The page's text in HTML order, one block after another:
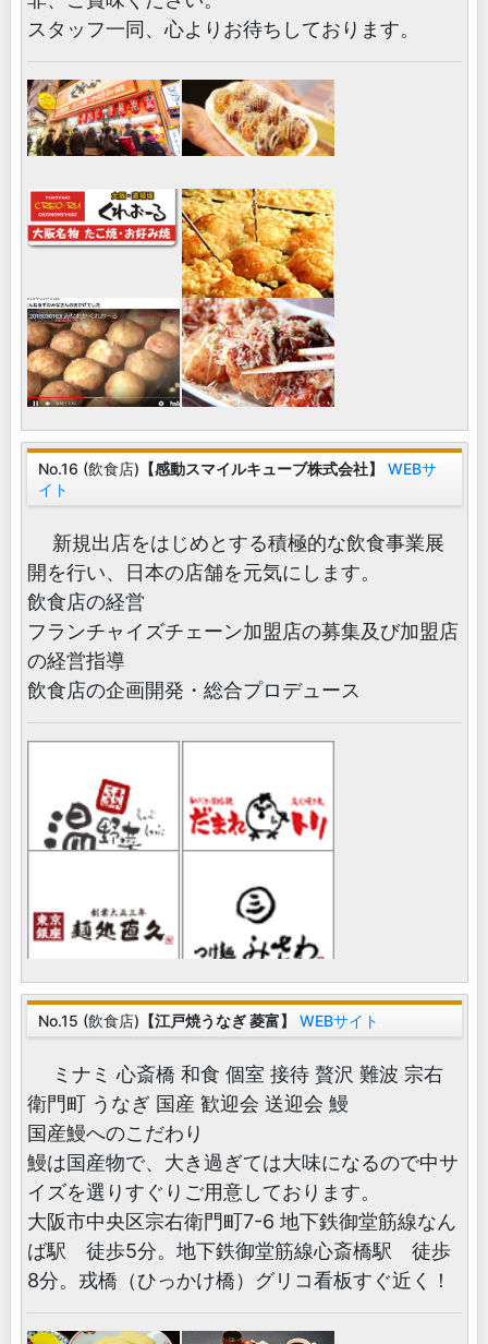
スタッフ一同、心よりお待ちしております。
No.16 (飲食店) 【感動スマイルキューブ株式会社】
WEBサ
イト
新規出店をはじめとする積極的な飲食事業展
開を行い、日本の店舗を元気にします。
飲食店の経営
フランチャイズチェーン加盟店の募集及び加盟店
の経営指導
飲食店の企画開発・総合プロデュース
No.15 (飲食店) 【江戸焼うなぎ 菱富】 WEBサイト
ミナミ 心斎橋 和食 個室 接待 贅沢 難波 宗右
衛門町 うなぎ 国産 歓迎会 送迎会 鰻
国産鰻へのこだわり
鰻は国産物で、大き過ぎては大味になるので中サ
イズを選りすぐりご用意しております。
大阪市中央区宗右衛門町7-6 地下鉄御堂筋線なん
ば駅 徒歩5分。地下鉄御堂筋線心斎橋駅 徒歩
8分。戎橋（ひっかけ橋）グリコ看板すぐ近く！